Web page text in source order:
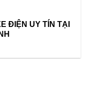
ĐIỆN UY TÍN TẠI